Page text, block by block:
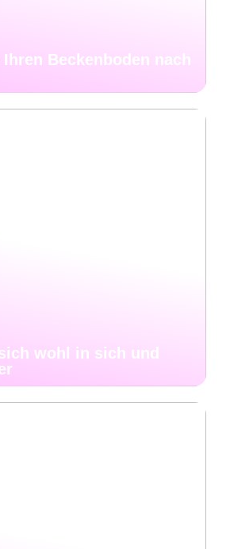
Beckenboden nach
wohl in sich und